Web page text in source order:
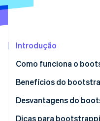
Stripe Sessions
Assista agora
Introdução
Como funciona o
Benefícios do
Desvantagens do
Dicas para